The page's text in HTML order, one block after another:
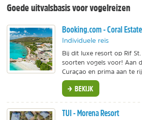
Goede uitvalsbasis voor vogelreizen
Booking.com - Coral Estate
Individuele reis
Bij dit luxe resort op Rif
soorten vogels voor! Aan
Curaçao en prima aan te
BEKIJK
TUI - Morena Resort